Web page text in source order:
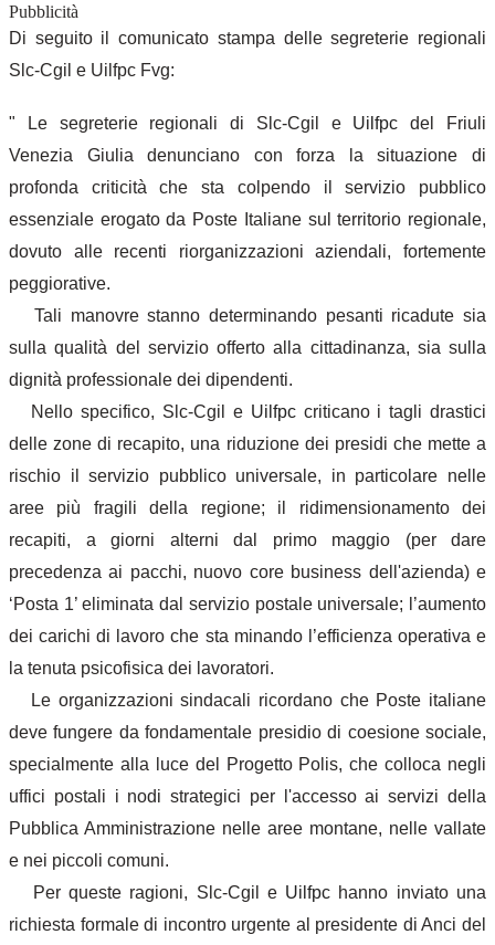
Pubblicità
Di seguito il comunicato stampa delle segreterie regionali
Slc-Cgil e Uilfpc Fvg:
" Le segreterie regionali di Slc-Cgil e Uilfpc del Friuli
Venezia Giulia denunciano con forza la situazione di
profonda criticità che sta colpendo il servizio pubblico
essenziale erogato da Poste Italiane sul territorio regionale,
dovuto alle recenti riorganizzazioni aziendali, fortemente
peggiorative.
Tali manovre stanno determinando pesanti ricadute sia
sulla qualità del servizio offerto alla cittadinanza, sia sulla
dignità professionale dei dipendenti.
Nello specifico, Slc-Cgil e Uilfpccriticano i tagli drastici
delle zone di recapito, una riduzione dei presidi che mette a
rischio il servizio pubblico universale, in particolare nelle
aree più fragili della regione; il ridimensionamento dei
recapiti, a giorni alterni dal primo maggio (per dare
precedenza ai pacchi, nuovo core business dell'azienda) e
‘Posta 1’ eliminata dal servizio postale universale; l’aumento
dei carichi di lavoro che sta minando l’efficienza operativa e
la tenuta psicofisica dei lavoratori.
Le organizzazioni sindacali ricordano che Poste italiane
deve fungere da fondamentale presidio di coesione sociale,
specialmente alla luce del Progetto Polis, che colloca negli
uffici postali i nodi strategici per l'accesso ai servizi della
Pubblica Amministrazione nelle aree montane, nelle vallate
e nei piccoli comuni.
Per queste ragioni, Slc-Cgil e Uilfpc hanno inviato una
richiesta formale di incontro urgente al presidente di Anci del